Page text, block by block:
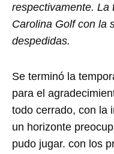
respectivamente. La
Carolina Golf con la
despedidas.
Se terminó la
para el
todo cerrado, con la
un horizonte
pudo jugar. con los